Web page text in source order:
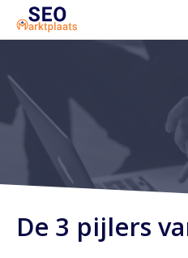
SEO tools
Marketeer bij
1. Seo voor
2.
De 3 pijlers